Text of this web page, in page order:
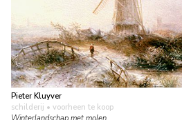
Pieter Kluyver
schilderij • voorheen te koop